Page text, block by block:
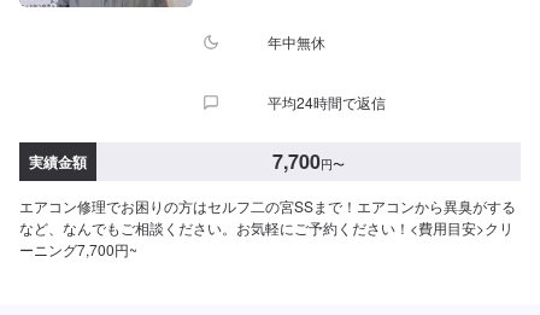
年中無休
平均24時間で返信
実績金額 7,700円〜
エアコン修理でお困りの方はセルフ二の宮SSまで！エアコンから異臭がする
など、なんでもご相談ください。お気軽にご予約ください！<費用目安>クリ
ーニング7,700円~